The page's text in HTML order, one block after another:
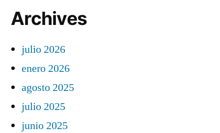
Archives
julio 2026
enero 2026
agosto 2025
julio 2025
junio 2025